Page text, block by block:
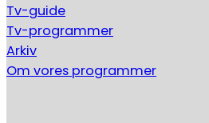
Tv-guide
Tv-programmer
Arkiv
Om vores programmer